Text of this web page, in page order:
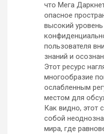
что Мега
опасное
высокий
пользователя
знаний и
Этот ресурс
многообразие
ослабленным
местом для
Как видно, этот
собой
мира, где